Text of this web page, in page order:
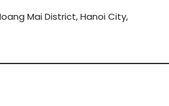
Mai District, Hanoi City,